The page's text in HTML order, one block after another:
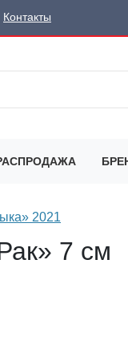
Контакты
2021
7 см